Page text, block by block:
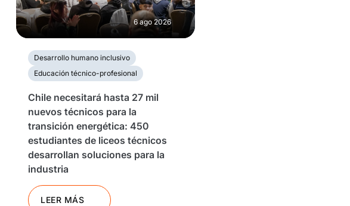
6 ago 2026
Desarrollo humano inclusivo
Educación técnico-profesional
Chile necesitará hasta 27 mil
nuevos técnicos para la
transición energética: 450
estudiantes de liceos técnicos
desarrollan soluciones para la
industria
LEER MÁS